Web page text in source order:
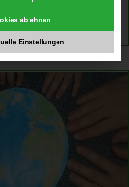
einzutreten. Gegen Klimakrise,
und für Frieden.
ablehnen
Einstellungen